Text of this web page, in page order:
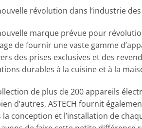
révolution dans l’industrie
marque prévue pour
de fournir une vaste gamme
des prises exclusives et des
durables à la cuisine et à la
de plus de 200 appareils
d’autres, ASTECH fournit
la conception et l’installation de